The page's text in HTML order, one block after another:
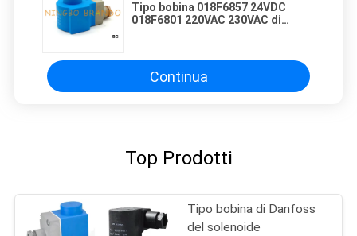
Tipo bobina 018F6857 24VDC
018F6801 220VAC 230VAC di
Continua
Top Prodotti
Tipo bobina di Danfoss
del solenoide